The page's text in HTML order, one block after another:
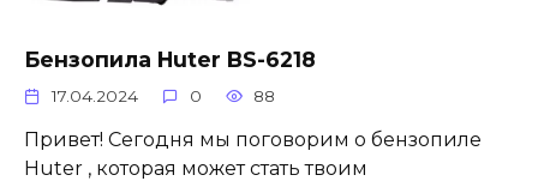
Бензопила Huter BS-6218
17.04.2024 0 88
Привет! Сегодня мы поговорим о бензопиле
Huter , которая может стать твоим